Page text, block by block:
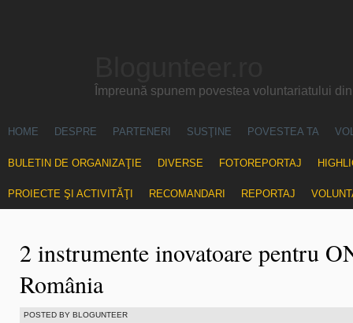
Împreună spunem povestea voluntariatului
HOME DESPRE PARTENERI SUSŢINE POVESTEA TA
BULETIN DE ORGANIZAŢIE DIVERSE FOTOREPORTAJ
PROIECTE ŞI ACTIVITĂŢI RECOMANDARI REPORTAJ
2 instrumente inovatoare pentru
România
POSTED BY BLOGUNTEER